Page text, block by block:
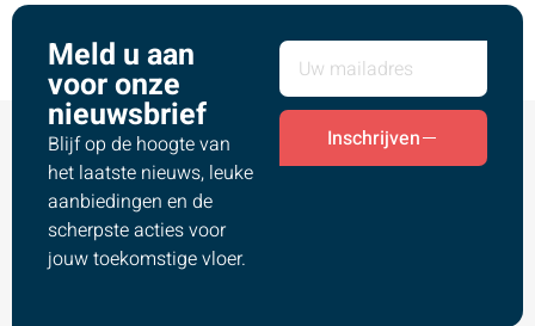
Meld u aan
voor onze
nieuwsbrief
Blijf op de hoogte van
het laatste nieuws, leuke
aanbiedingen en de
scherpste acties voor
jouw toekomstige vloer.
Inschrijven